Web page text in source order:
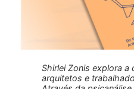
Shirlei Zonis explora a
arquitetos e